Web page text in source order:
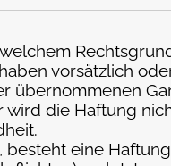
vorsätzlich
übernommenen
die Haftung
eine